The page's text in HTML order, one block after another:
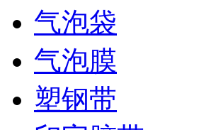
气泡袋
气泡膜
塑钢带